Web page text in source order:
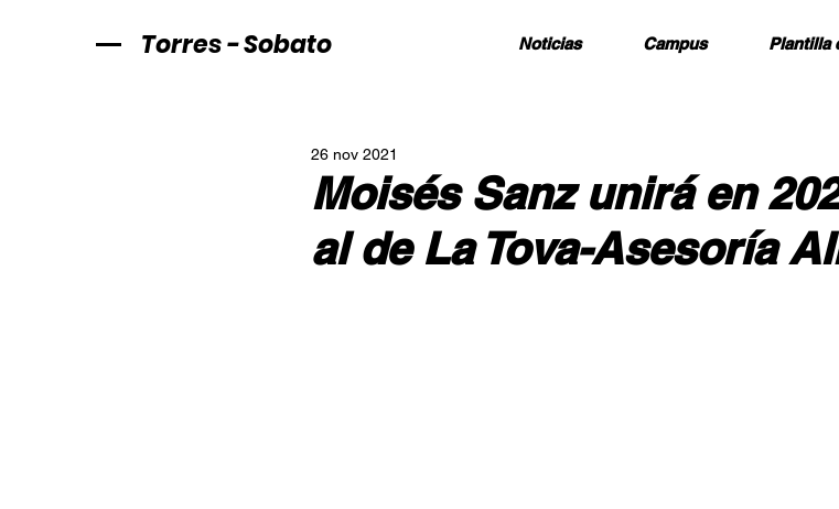
Torres - Sobato Noticias Campus Plantilla
Moisés Sanz unirá en
al de La Tova-Asesoría
26 nov 2021